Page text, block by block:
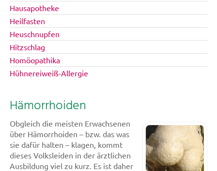
Hausapotheke
Heilfasten
Heuschnupfen
Hitzschlag
Homöopathika
Hühnereiweiß-Allergie
Hämorrhoiden
Obgleich die meisten Erwachsenen
über Hämorrhoiden – bzw. das was
sie dafür halten – klagen, kommt
dieses Volksleiden in der ärztlichen
Ausbildung viel zu kurz. Es ist daher